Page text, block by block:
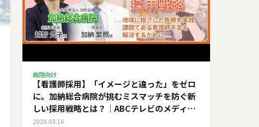
病院向け
【看護師採用】「イメージと違った」をゼロ
に。加納総合病院が挑むミスマッチを防ぐ新
しい採用戦略とは？｜ABCテレビのメディカ
ルキャリア
2026.03.16